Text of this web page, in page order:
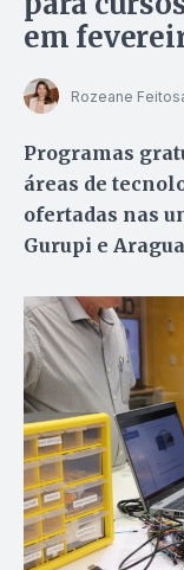
em
Rozeane
Programas
áreas de
ofertadas nas
Gurupi e